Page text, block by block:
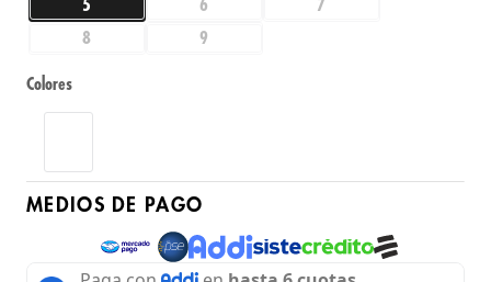
5 6
7
8
9
Colores
MEDIOS DE PAGO